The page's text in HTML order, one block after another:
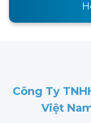
Công Ty
Việt